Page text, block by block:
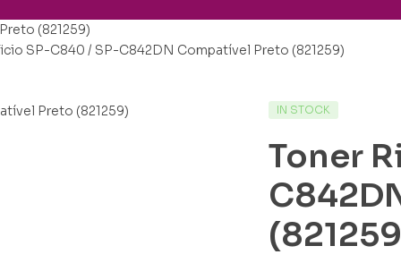
(821259)
SP-C840 / SP-C842DN Compatível Preto (821259)
IN STOCK
Toner